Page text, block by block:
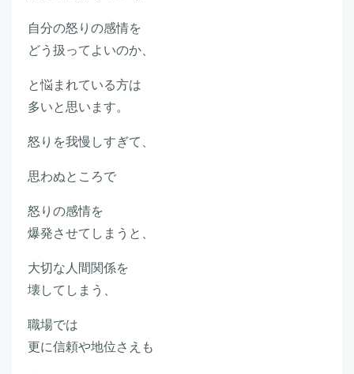
自分の怒りの感情を
どう扱ってよいのか、
と悩まれている方は
多いと思います。
怒りを我慢しすぎて、
思わぬところで
怒りの感情を
爆発させてしまうと、
大切な人間関係を
壊してしまう、
職場では
更に信頼や地位さえも